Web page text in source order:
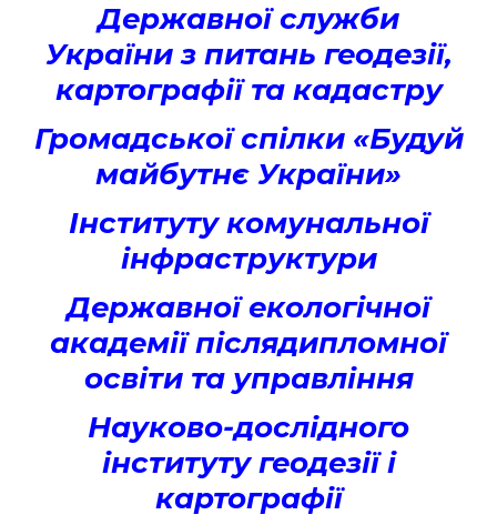
Державної служби
України з питань геодезії,
картографії та кадастру
Громадської спілки «Будуй
майбутнє України»
Інституту комунальної
інфраструктури
Державної екологічної
академії післядипломної
освіти та управління
Науково-дослідного
інституту геодезії і
картографії